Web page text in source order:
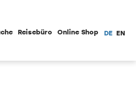
Reisebüro Online Shop DE EN